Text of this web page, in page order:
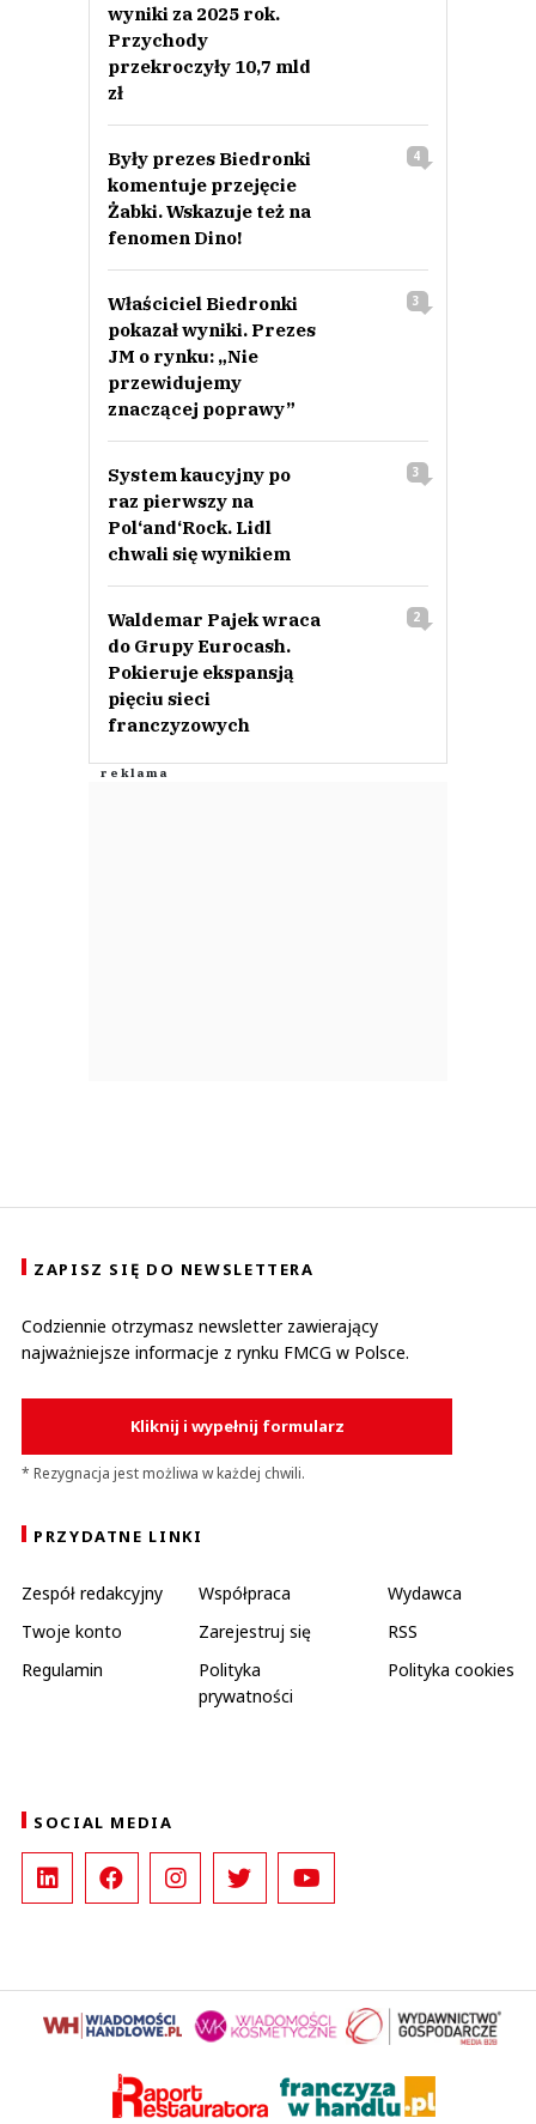
wyniki za 2025 rok.
Przychody
przekroczyły 10,7 mld
zł
Były prezes Biedronki
komentuje przejęcie
Żabki. Wskazuje też na
fenomen Dino!
4
Właściciel Biedronki
pokazał wyniki. Prezes
JM o rynku: „Nie
przewidujemy
znaczącej poprawy”
3
System kaucyjny po
raz pierwszy na
Pol‘and‘Rock. Lidl
chwali się wynikiem
3
Waldemar Pajek wraca
do Grupy Eurocash.
Pokieruje ekspansją
pięciu sieci
franczyzowych
2
ZAPISZ SIĘ DO NEWSLETTERA
Codziennie otrzymasz newsletter zawierający
najważniejsze informacje z rynku FMCG w Polsce.
Kliknij i wypełnij formularz
* Rezygnacja jest możliwa w każdej chwili.
PRZYDATNE LINKI
Zespół redakcyjny Współpraca
Wydawca
Twoje konto
Zarejestruj się
RSS
Regulamin
Polityka
prywatności
Polityka cookies
SOCIAL MEDIA